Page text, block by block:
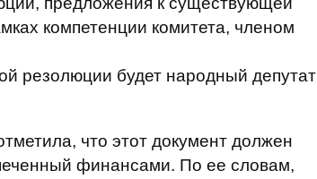
компетенции комитета, членом
резолюции будет народный депутат
что этот документ должен
финансами. По ее словам,